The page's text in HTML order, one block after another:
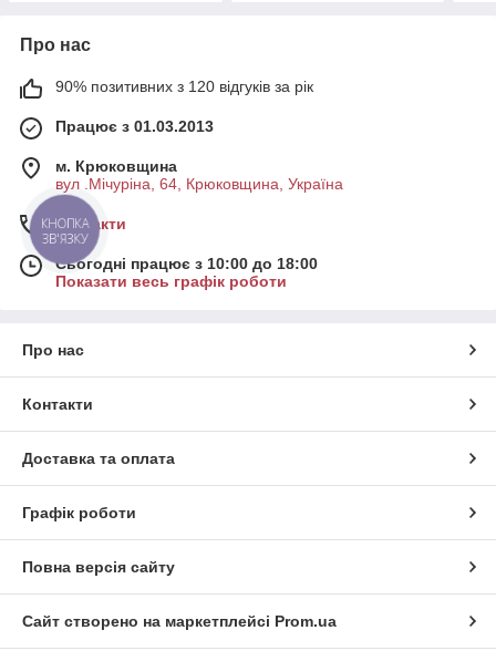
Про нас
90% позитивних з 120 відгуків за рік
Працює з 01.03.2013
м. Крюковщина
вул .Мічуріна, 64, Крюковщина, Україна
Контакти
Сьогодні працює з 10:00 до 18:00
Показати весь графік роботи
Про нас
Контакти
Доставка та оплата
Графік роботи
Повна версія сайту
Сайт створено на маркетплейсі Prom.ua
КНОПКА
ЗВ'ЯЗКУ